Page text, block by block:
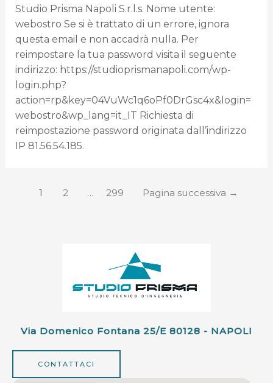
Studio Prisma Napoli S.r.l.s. Nome utente:
webostro Se si è trattato di un errore, ignora
questa email e non accadrà nulla. Per
reimpostare la tua password visita il seguente
indirizzo: https://studioprismanapoli.com/wp-
login.php?
action=rp&key=04VuWc1q6oPf0DrGsc4x&login=
webostro&wp_lang=it_IT Richiesta di
reimpostazione password originata dall’indirizzo
IP 81.56.54.185.
1 2 … 299 Pagina successiva →
Via Domenico Fontana 25/e 80128 - NAPOLI
CONTATTACI